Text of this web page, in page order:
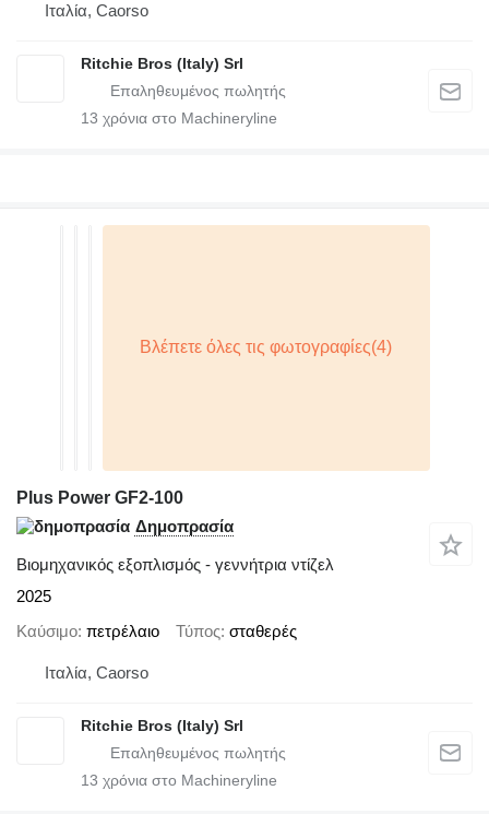
Ιταλία, Caorso
Ritchie Bros (Italy) Srl
13 χρόνια στο Machineryline
Plus Power GF2-100
Δημοπρασία
Βιομηχανικός εξοπλισμός - γεννήτρια ντίζελ
2025
Καύσιμο πετρέλαιο Τύπος σταθερές
Ιταλία, Caorso
Ritchie Bros (Italy) Srl
13 χρόνια στο Machineryline